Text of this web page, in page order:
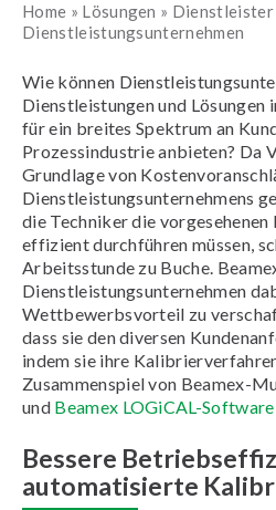
Home » Lösungen » Dienstleister
Dienstleistungsunternehmen
Wie können
Dienstleistungen und
für ein breites Spektrum an
Prozessindustrie anbieten? Da
Grundlage von
Dienstleistungsunternehmens
die Techniker die
effizient durchführen müssen,
Arbeitsstunde zu Buche.
Dienstleistungsunternehmen
Wettbewerbsvorteil zu
dass sie den diversen
indem sie ihre
Zusammenspiel von Beamex-
und Beamex LOGiCAL-Software
Bessere
automatisierte